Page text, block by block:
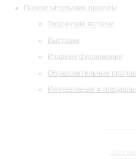
Просветительские проекты
Творческие встречи
Выставки
Издания филармонии
Образовательные
Инклюзивные и